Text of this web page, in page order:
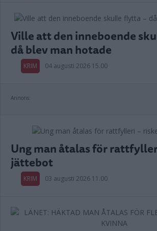
Ville att den inneboende
då blev man hotade
KRIM 04 augusti 2026 15.00
Annons:
Ung man åtalas för
jättebot
KRIM 03 augusti 2026 11.00